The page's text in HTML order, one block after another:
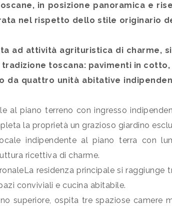
in posizione panoramica e
nel rispetto dello stile originario
ad attività agrituristica di
toscana: pavimenti in
da quattro unità abitative
al piano terreno con ingresso
la proprietà un grazioso giardino
indipendente al piano terra con
ricettiva di charme.
residenza principale si
conviviali e cucina abitabile.
superiore, ospita tre spaziose